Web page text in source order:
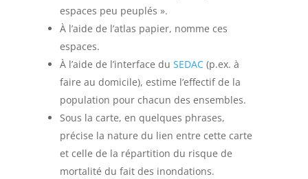
espaces peu peuplés ».
À l’aide de l’atlas papier, nomme ces
espaces.
À l’aide de l’interface duSEDAC(p.ex. à
faire au domicile), estime l’effectif de la
population pour chacun des ensembles.
Sous la carte, en quelques phrases,
précise la nature du lien entre cette carte
et celle de la répartition du risque de
mortalité du fait des inondations.